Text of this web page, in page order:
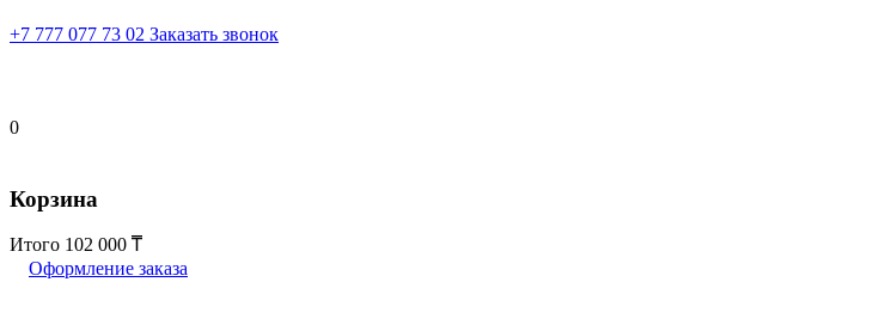
+7 777 077 73 02 Заказать звонок
0
Корзина
Итого 102 000
Оформление заказа